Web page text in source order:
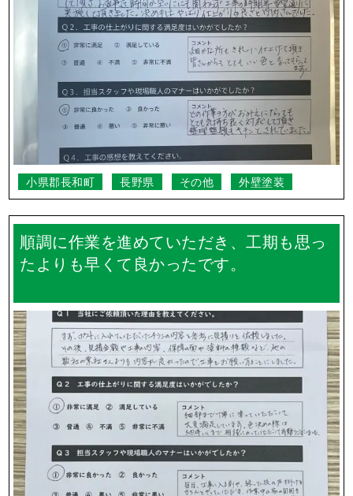
小県郡長和町 長野県 その他 外壁塗装
順調に作業を進めていただき、工期も思っ
たよりも早くて良かったです。